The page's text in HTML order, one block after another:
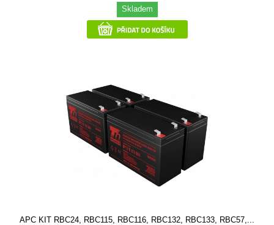
Skladem
APC KIT RBC24, RBC115, RBC116, RBC132, RBC133, RBC57,...